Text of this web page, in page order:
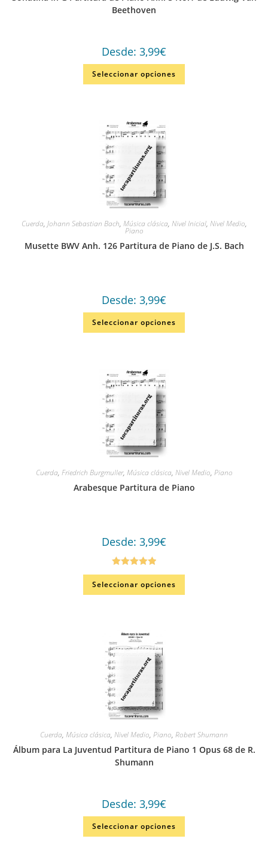
Beethoven
Desde: 3,99€
Seleccionar opciones
Cuerda, Johann Sebastian Bach, Música clásica, Nivel Inicial, Nivel Medio,
Piano
Musette BWV Anh. 126 Partitura de Piano de J.S. Bach
Desde: 3,99€
Seleccionar opciones
Cuerda, Friedrich Burgmuller, Música clásica, Nivel Medio, Piano
Arabesque Partitura de Piano
Desde: 3,99€
Valorado en
5.00de 5
Seleccionar opciones
Cuerda, Música clásica, Nivel Medio, Piano, Robert Shumann
Álbum para La Juventud Partitura de Piano 1 Opus 68 de R.
Shumann
Desde: 3,99€
Seleccionar opciones